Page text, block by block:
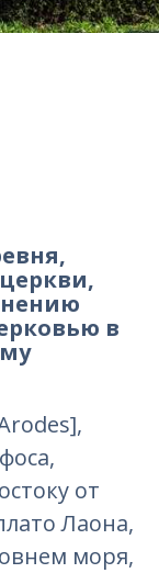
в
от
Лаона,
моря,